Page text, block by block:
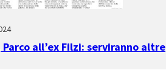
all’ex Filzi: serviranno altre